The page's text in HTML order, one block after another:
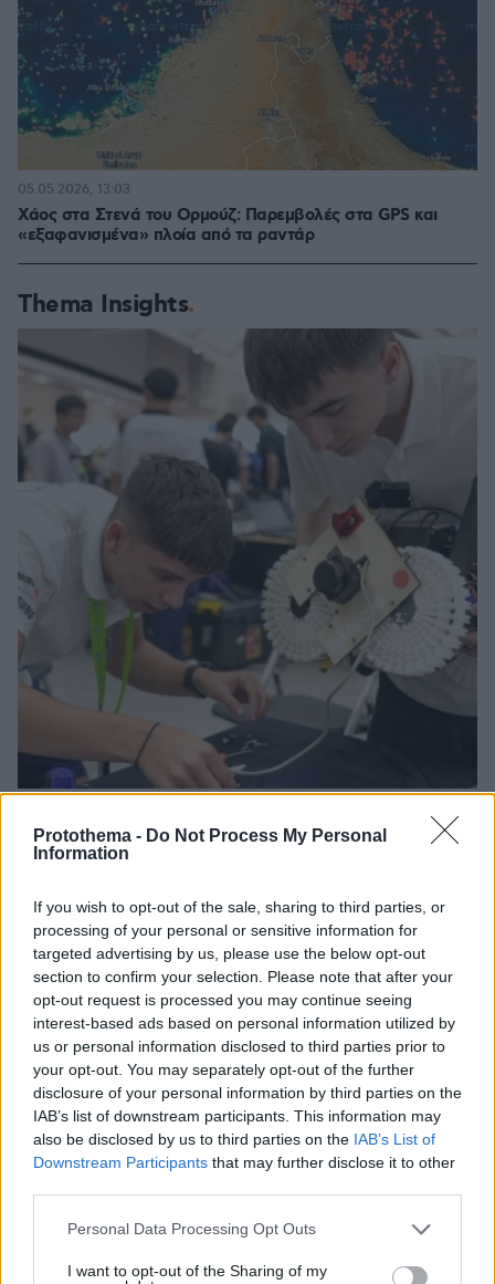
Protothema - Do Not Process My Personal
Information
If you wish to opt-out of the sale, sharing to third parties, or
processing of your personal or sensitive information for
targeted advertising by us, please use the below opt-out
section to confirm your selection. Please note that after your
opt-out request is processed you may continue seeing
interest-based ads based on personal information utilized by
us or personal information disclosed to third parties prior to
your opt-out. You may separately opt-out of the further
disclosure of your personal information by third parties on the
IAB’s list of downstream participants. This information may
also be disclosed by us to third parties on the IAB’s List of
Downstream Participants that may further disclose it to other
Please note that this website/app uses one or more Google
not limited to your visit or usage behaviour. You may click to
Personal Data Processing Opt Outs
I want to opt-out of the Sharing of my
Χάος στα Στενά του Ορμούζ: Παρεμβολές στα GPS και
«εξαφανισμένα» πλοία από τα ραντάρ
05.05.2026, 13:03
Thema Insights
Πώς μια απλή ιδέα εξελίχθηκε σε κορυφαίο θεσμό
ρομποτικής στην Ελλάδα
Από μαθητής, φοιτητής σε άλλη πόλη!
06.08.2026, 10:52
Επαγγελματική Εκπαίδευση & Εξειδίκευση: Το Mοντέλο που
σε Bάζει στην Aγορά Eργασίας
26.07.2026, 09:54
ΡΟΗ ΕΙΔΗΣΕΩΝ
Ειδήσεις Δημοφιλή Σχολιασμένα
Διακοπή λειτουργίας των ντους στα beach bars ζητά η
κοινότητα Σάρτης στη Χαλκιδική, επικαλείται
πριν 12 λεπτά